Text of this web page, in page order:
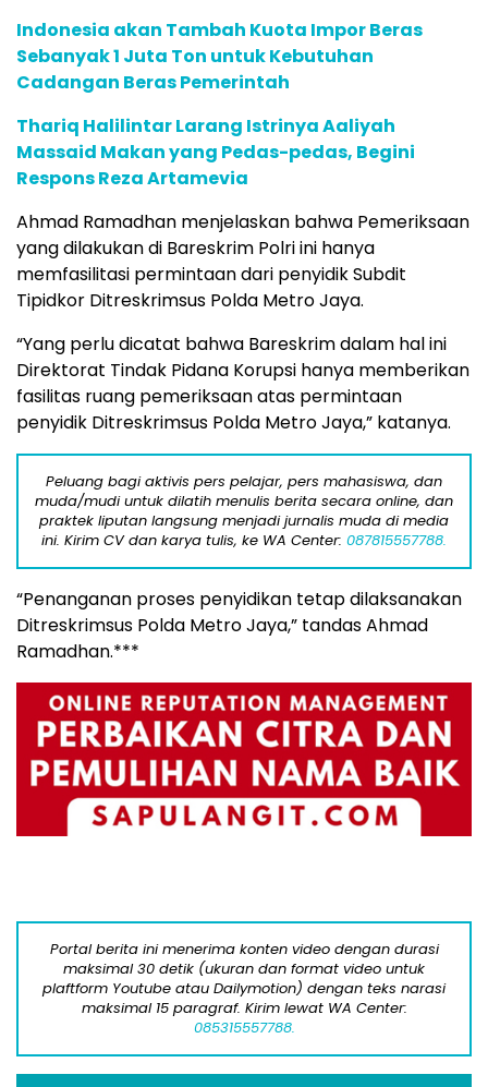
Indonesia akan Tambah Kuota Impor Beras
Sebanyak 1 Juta Ton untuk Kebutuhan
Cadangan Beras Pemerintah
Thariq Halilintar Larang Istrinya Aaliyah
Massaid Makan yang Pedas-pedas, Begini
Respons Reza Artamevia
Ahmad Ramadhan menjelaskan bahwa Pemeriksaan
yang dilakukan di Bareskrim Polri ini hanya
memfasilitasi permintaan dari penyidik Subdit
Tipidkor Ditreskrimsus Polda Metro Jaya.
“Yang perlu dicatat bahwa Bareskrim dalam hal ini
Direktorat Tindak Pidana Korupsi hanya memberikan
fasilitas ruang pemeriksaan atas permintaan
penyidik Ditreskrimsus Polda Metro Jaya,” katanya.
Peluang bagi aktivis pers pelajar, pers mahasiswa, dan
muda/mudi untuk dilatih menulis berita secara online, dan
praktek liputan langsung menjadi jurnalis muda di media
ini. Kirim CV dan karya tulis, ke WA Center: 087815557788.
“Penanganan proses penyidikan tetap dilaksanakan
Ditreskrimsus Polda Metro Jaya,” tandas Ahmad
Ramadhan.***
Portal berita ini menerima konten video dengan durasi
maksimal 30 detik (ukuran dan format video untuk
plaftform Youtube atau Dailymotion) dengan teks narasi
maksimal 15 paragraf. Kirim lewat WA Center:
085315557788.